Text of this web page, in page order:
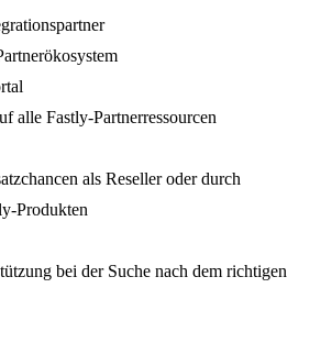
alle Fastly-Partnerressourcen
als Reseller oder durch
Produkten
bei der Suche nach dem richtigen